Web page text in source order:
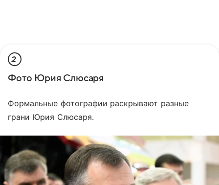
2
Фото Юрия Слюсаря
Формальные фотографии раскрывают разные
грани Юрия Слюсаря.